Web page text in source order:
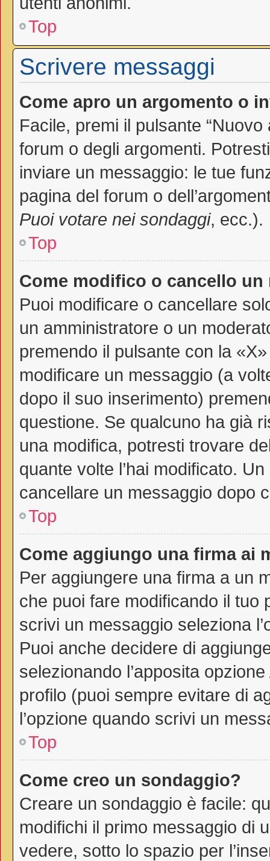
Top
Scrivere messaggi
Come apro un argomento o
Facile, premi il pulsante
forum o degli argomenti.
inviare un messaggio: le tue
pagina del forum o
Puoi votare nei sondaggi, ecc.).
Top
Come modifico o cancello un
Puoi modificare o cancellare
un amministratore o un
premendo il pulsante con la
modificare un messaggio (a
dopo il suo inserimento)
questione. Se qualcuno ha già
una modifica, potresti trovare
quante volte l’hai modificato.
cancellare un messaggio dopo
Top
Come aggiungo una firma ai
Per aggiungere una firma a un
che puoi fare modificando il tuo
scrivi un messaggio seleziona
Puoi anche decidere di
selezionando l’apposita opzione
profilo (puoi sempre evitare di
l’opzione quando scrivi un
Top
Come creo un sondaggio?
Creare un sondaggio è facile:
modifichi il primo messaggio di
vedere, sotto lo spazio per